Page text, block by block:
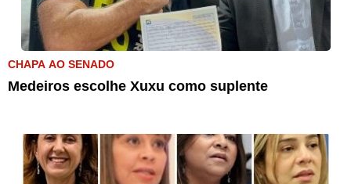
CHAPA AO SENADO
Medeiros escolhe Xuxu como suplente